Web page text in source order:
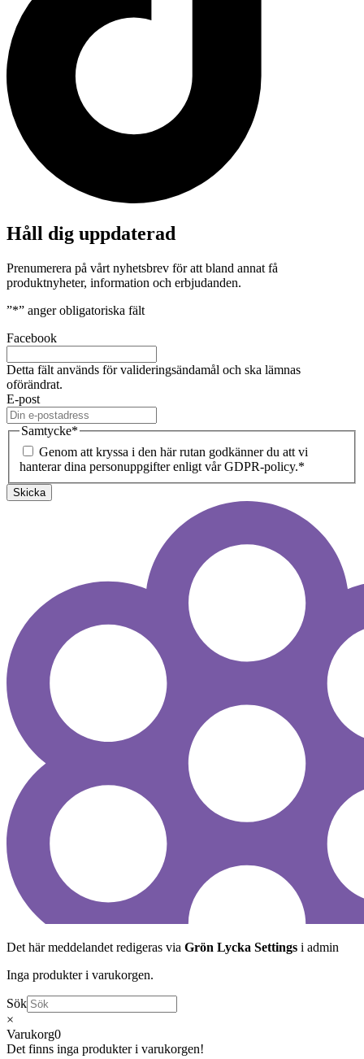
Håll dig uppdaterad
Prenumerera på vårt nyhetsbrev för att bland annat få
produktnyheter, information och erbjudanden.
”*” anger obligatoriska fält
Facebook
Detta fält används för valideringsändamål och ska lämnas
oförändrat.
E-post
Samtycke*
Genom att kryssa i den här rutan godkänner du att vi
hanterar dina personuppgifter enligt vår GDPR-policy.*
Skicka
Det här meddelandet redigeras via Grön Lycka Settings i admin
Inga produkter i varukorgen.
Sök
×
Varukorg0
Det finns inga produkter i varukorgen!